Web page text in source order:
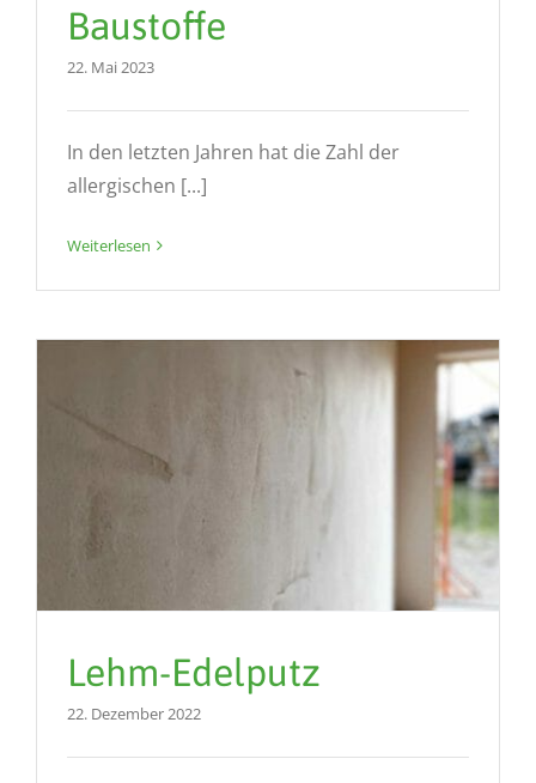
Baustoffe
22. Mai 2023
In den letzten Jahren hat die Zahl der
allergischen [...]
Weiterlesen
Lehm-Edelputz
22. Dezember 2022